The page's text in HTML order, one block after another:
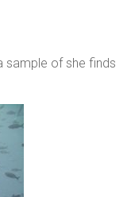
sample of she finds